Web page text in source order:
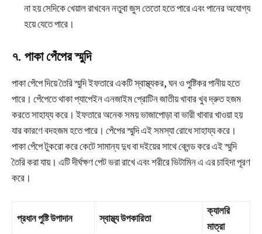
না হয় সেদিকে খেয়াল রাখবেন নতুবা জুস তেতো হতে পারে এবং পানের অযোগ্য
হয়ে যেতে পারে।
৭. পাকা পেঁপের স্মুদি
পাকা পেঁপে দিয়ে তৈরি স্মুদি ইফতারে একটি স্বাস্থ্যকর, ঘন ও পুষ্টিকর পানীয় হতে
পারে। পেঁপেতে থাকা প্যাপেইন এনজাইম প্রোটিন জাতীয় খাবার খুব দ্রুত হজম
করতে সাহায্য করে। ইফতারে অনেক সময় ভাজাপোড়া বা ভারী খাবার খাওয়া হয়
যার কারণে বদহজম হতে পারে। পেঁপের স্মুদি এই সমস্যা রোধে সাহায্য করে।
পাকা পেঁপে টুকরো করে কেটে সামান্য দুধ বা দইয়ের সাথে ব্লেন্ড করে এই স্মুদি
তৈরি করা যায়। এটি দীর্ঘক্ষণ পেট ভরা রাখে এবং শরীরে ভিটামিন এ এর চাহিদা পূরণ
করে।
প্রধান পুষ্টি উপাদান স্বাস্থ্য উপকারিতা
ক্যালরি
মাত্রা